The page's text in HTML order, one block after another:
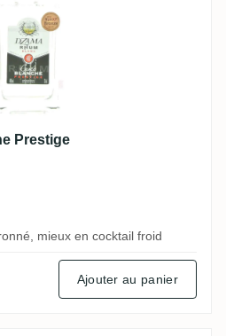
Prestige
mieux en cocktail froid
Ajouter au panier